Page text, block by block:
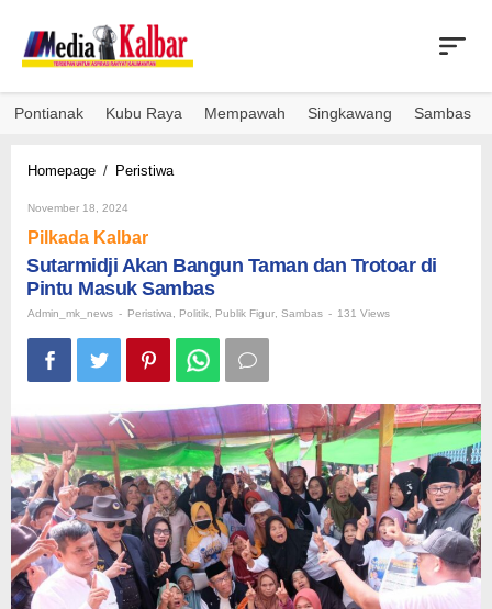
content
Pontianak Kubu Raya Mempawah Singkawang Sambas
Homepage / PeristiwaSutarmidji
Trotoar
di
Pintu
Sambas
November 18, 2024
Pilkada Kalbar
Sutarmidji Akan Bangun Taman dan Trotoar di
Pintu Masuk Sambas
Admin_mk_news - Peristiwa Politik Publik Figur Sambas - 131 Views